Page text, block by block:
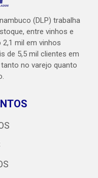
(DLP) trabalha
entre vinhos e
mil em vinhos
de 5,5 mil clientes em
no varejo quanto